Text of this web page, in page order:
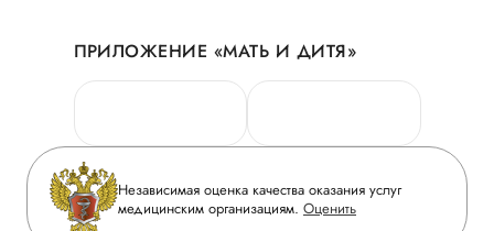
Новости
Руководство
Сотрудничество
Инвесторам
Журнал «Мать и дитя»
Личный кабинет
Персональные данные
Горячая линия качества
Вопрос-ответ
Приложение пациента
ПРИЛОЖЕНИЕ «МАТЬ И ДИТЯ»
Независимая оценка качества оказания услуг
медицинским организациям. Оценить